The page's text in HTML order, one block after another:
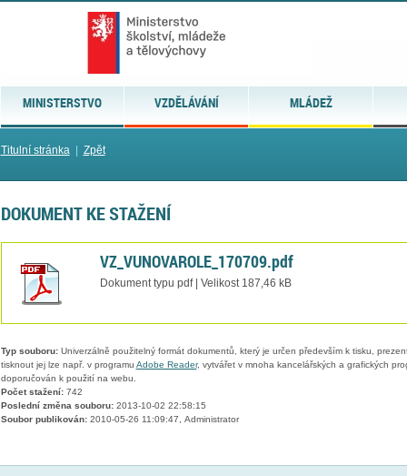
MINISTERSTVO VZDĚLÁVÁNÍ MLÁDEŽ
Titulní stránka| Zpět
DOKUMENT KE STAŽENÍ
VZ_VUNOVAROLE_170709.pdf
Dokument typu pdf | Velikost 187,46 kB
Typ souboru:Univerzálně použitelný formát dokumentů, který je určen především k tisku,
tisknout jej lze např. v programu Adobe Reader, vytvářet v mnoha kancelářských a grafických
doporučován k použití na webu.
Počet stažení:742
Poslední změna souboru:2013-10-02 22:58:15
Soubor publikován:2010-05-26 11:09:47, Administrator